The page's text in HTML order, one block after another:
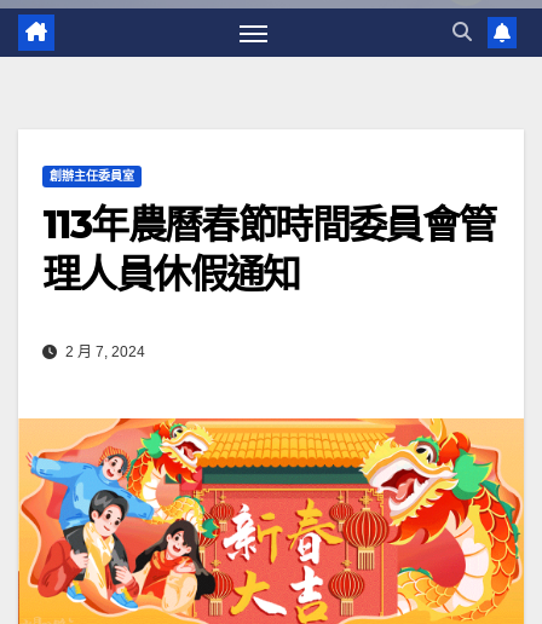
創辦主任委員室
113年農曆春節時間委員會管
理人員休假通知
2 月 7, 2024